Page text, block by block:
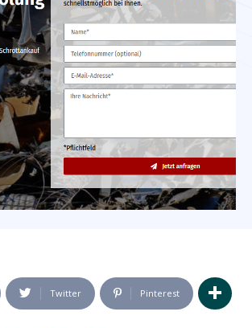
Twitter Pinterest